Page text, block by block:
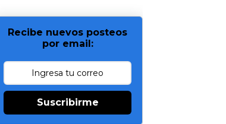
Recibe nuevos posteos
por email:
Suscribirme